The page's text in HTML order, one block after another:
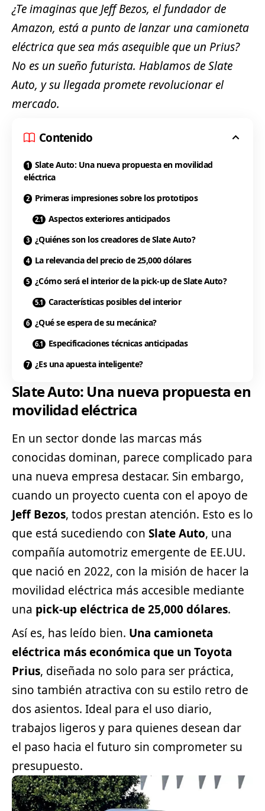
¿Te imaginas que Jeff Bezos, el fundador de
Amazon, está a punto de lanzar una camioneta
eléctrica que sea más asequible que un Prius?
No es un sueño futurista. Hablamos de Slate
Auto, y su llegada promete revolucionar el
mercado.
Contenido
Slate Auto: Una nueva propuesta en movilidad
eléctrica
Primeras impresiones sobre los prototipos
Aspectos exteriores anticipados
¿Quiénes son los creadores de Slate Auto?
La relevancia del precio de 25,000 dólares
¿Cómo será el interior de la pick-up de Slate Auto?
Características posibles del interior
¿Qué se espera de su mecánica?
Especificaciones técnicas anticipadas
¿Es una apuesta inteligente?
Slate Auto: Una nueva propuesta en
movilidad eléctrica
En un sector donde las marcas más
conocidas dominan, parece complicado para
una nueva empresa destacar. Sin embargo,
cuando un proyecto cuenta con el apoyo de
Jeff Bezos, todos prestan atención. Esto es lo
que está sucediendo con Slate Auto, una
compañía automotriz emergente de EE.UU.
que nació en 2022, con la misión de hacer la
movilidad eléctrica más accesible mediante
una pick-upeléctrica de 25,000 dólares.
Así es, has leído bien. Una camioneta
eléctrica más económica que un Toyota
Prius, diseñada no solo para ser práctica,
sino también atractiva con su estilo retro de
dos asientos. Ideal para el uso diario,
trabajos ligeros y para quienes desean dar
el paso hacia el futuro sin comprometer su
presupuesto.